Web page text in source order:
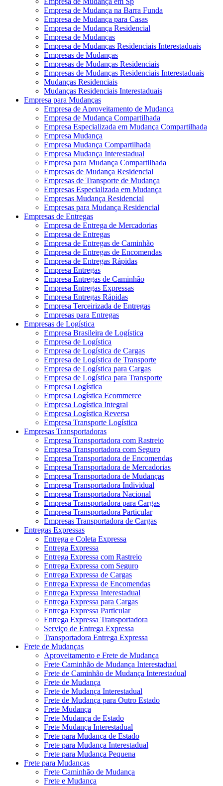
Empresa de Mudança na Barra Funda
Empresa de Mudança para Casas
Empresa de Mudança Residencial
Empresa de Mudanças
Empresa de Mudanças Residenciais Interestaduais
Empresas de Mudanças
Empresas de Mudanças Residenciais
Empresas de Mudanças Residenciais Interestaduais
Mudanças Residenciais
Mudanças Residenciais Interestaduais
Empresa para Mudanças
Empresa de Aproveitamento de Mudança
Empresa de Mudança Compartilhada
Empresa Especializada em Mudança Compartilhada
Empresa Mudança
Empresa Mudança Compartilhada
Empresa Mudança Interestadual
Empresa para Mudança Compartilhada
Empresas de Mudança Residencial
Empresas de Transporte de Mudança
Empresas Especializada em Mudança
Empresas Mudança Residencial
Empresas para Mudança Residencial
Empresas de Entregas
Empresa de Entrega de Mercadorias
Empresa de Entregas
Empresa de Entregas de Caminhão
Empresa de Entregas de Encomendas
Empresa de Entregas Rápidas
Empresa Entregas
Empresa Entregas de Caminhão
Empresa Entregas Expressas
Empresa Entregas Rápidas
Empresa Terceirizada de Entregas
Empresas para Entregas
Empresas de Logística
Empresa Brasileira de Logística
Empresa de Logística
Empresa de Logística de Cargas
Empresa de Logística de Transporte
Empresa de Logística para Cargas
Empresa de Logística para Transporte
Empresa Logística
Empresa Logística Ecommerce
Empresa Logística Integral
Empresa Logística Reversa
Empresa Transporte Logística
Empresas Transportadoras
Empresa Transportadora com Rastreio
Empresa Transportadora com Seguro
Empresa Transportadora de Encomendas
Empresa Transportadora de Mercadorias
Empresa Transportadora de Mudanças
Empresa Transportadora Individual
Empresa Transportadora Nacional
Empresa Transportadora para Cargas
Empresa Transportadora Particular
Empresas Transportadora de Cargas
Entregas Expressas
Entrega e Coleta Expressa
Entrega Expressa
Entrega Expressa com Rastreio
Entrega Expressa com Seguro
Entrega Expressa de Cargas
Entrega Expressa de Encomendas
Entrega Expressa Interestadual
Entrega Expressa para Cargas
Entrega Expressa Particular
Entrega Expressa Transportadora
Serviço de Entrega Expressa
Transportadora Entrega Expressa
Frete de Mudanças
Aproveitamento e Frete de Mudança
Frete Caminhão de Mudança Interestadual
Frete de Caminhão de Mudança Interestadual
Frete de Mudança
Frete de Mudança Interestadual
Frete de Mudança para Outro Estado
Frete Mudança
Frete Mudança de Estado
Frete Mudança Interestadual
Frete para Mudança de Estado
Frete para Mudança Interestadual
Frete para Mudança Pequena
Frete para Mudanças
Frete Caminhão de Mudança
Frete e Mudança